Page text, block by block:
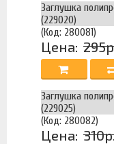
Заглушка
(229020)
(Код: 280081)
Цена:
Заглушка
(229025)
(Код: 280082)
Цена: